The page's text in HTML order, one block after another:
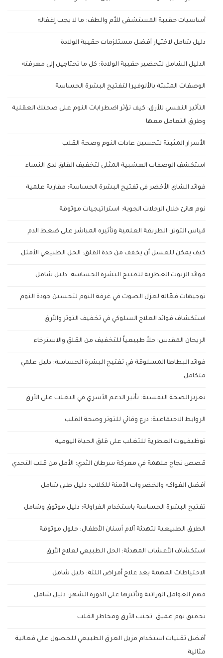
أساسيات حقيبة المستشفى للأم والطف: ما لا يجب إغفاله
دليل شامل لاختيار أفضل مستلزمات حقيبة الولادة
الدليل الشامل لتحضير حقيبة الولادة: كل ما تحتاجين إلى معرفته
الوصفات المثبتة بالألوفيرا لتفتيح البشرة الحساسة
التأثير النفسي للأرق: كيف تؤثر اضطرابات النوم على صحتك العقلية
وطرق التعامل معها
الأسرار المثبتة لتحسين عادات النوم وصحة القلب
استكشفِ الوصفات العشبية المثلى لتخفيف القلق لدى النساء
فوائد الشاي الأخضر في تفتيح البشرة الحساسة: مقاربة علمية
نوم هانئ خلال الرحلات الجوية: استراتيجيات موثوقة
قياس التوتر: الطريقة العلمية وتأثيره المباشر على ضغط الدم
كيف يمكن للعسل أن يخفف من حدة القلق: الحل الطبيعي الأمثل
فوائد الزيوت العطرية لتفتيح البشرة الحساسة: دليل شامل
توجيهات فعّالة لعزل الصوت في غرفة النوم لتحسين جودة النوم
استكشاف فوائد العلاج السلوكي في تخفيف التوتر والأرق
الريحان المقدس: حلاً طبيعياً للتخفيف من القلق والاسترخاء
فوائد البطاطا المسلوقة في تفتيح البشرة الحساسة: دليل علمي
متكامل
تعزيز الصحة النفسية: تأثير الدعم الأسري في التغلب على الأرق
الروابط الاجتماعية: درع وقائي للتوتر وصحة القلب
توظيفيوت العطرية للتغلب على قلق الحياة اليومية
قصص نجاح ملهمة في معركة سرطان الثدي: الأمل من قلب التحدي
أفضل الفواكه والخضروات الآمنة للكلاب: دليل طبي شامل
تفتيح البشرة الحساسة باستخدام الفراولة: دليل موثوق وشامل
الطرق الطبيعية لتهدئة آلام أسنان الأطفال: حلول موثوقة
استكشاف الأعشاب المهدئة: الحل الطبيعي لعلاج الأرق
الاحتياطات المهمة بعد علاج أمراض اللثة: دليل شامل
فهم العوامل الوراثية وتأثيرها على الدورة الشهر: دليل شامل
تحقيق نوم عميق: تجنب الأرق ومخاطر القلب
أفضل تقنيات استخدام مزيل العرق الطبيعي للحصول على فعالية
مثالية